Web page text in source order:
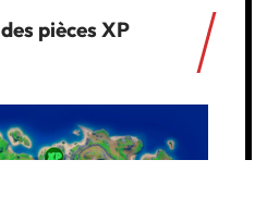
pièces XP